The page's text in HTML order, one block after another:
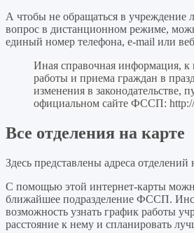
А чтобы не обращаться в учреждение
вопрос в дистанционном режиме,
единый номер телефона, e-mail или
Иная справочная информация, к
работы и приема граждан в
изменения в законодательстве,
официальном сайте ФССП:
Все отделения на карте
Здесь представлены адреса отделений
С помощью этой интернет-карты
ближайшее подразделение ФССП.
возможность узнать график работы
расстояние к нему и спланировать